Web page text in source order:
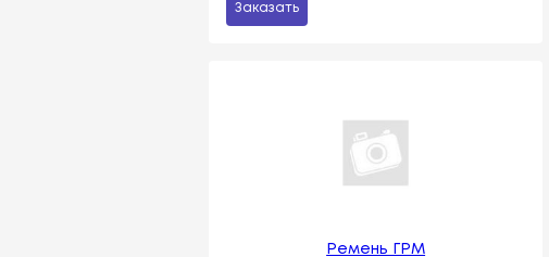
Заказать
Ремень ГРМ